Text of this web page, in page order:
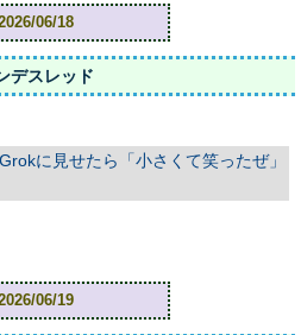
06/18
デスレッド
に見せたら「小さくて笑ったぜ」
06/19